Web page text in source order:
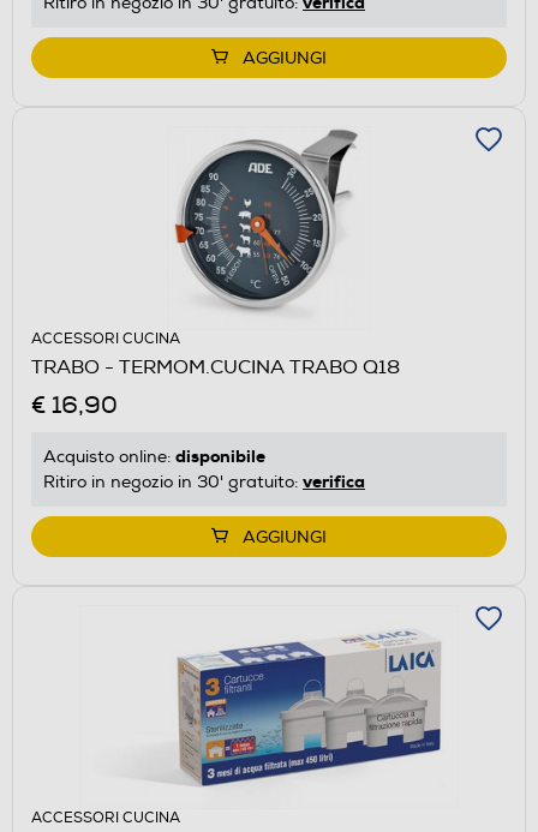
AGGIUNGI
ACCESSORI CUCINA
TRABO - TERMOM.CUCINA TRABO Q18
€ 16,90
Acquisto online: disponibile
Ritiro in negozio in 30' gratuito: verifica
AGGIUNGI
ACCESSORI CUCINA